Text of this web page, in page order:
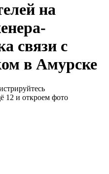
на
связи с
в Амурске
12 и откроем фото